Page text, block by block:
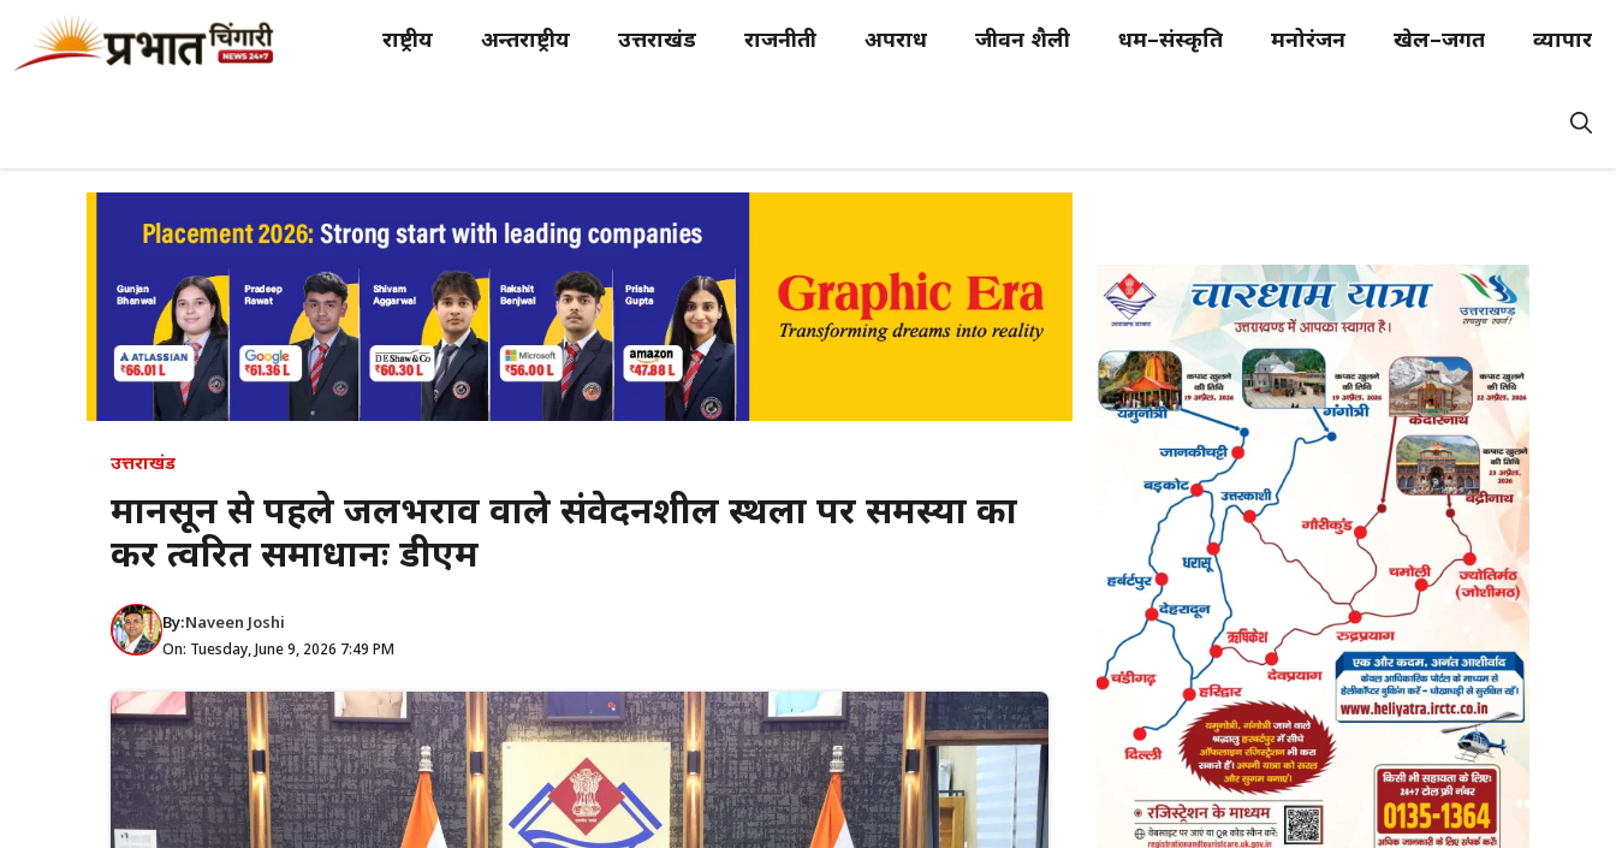
राष्ट्रीय अन्तर्राष्ट्रीय उत्तराखंड राजनीती अपराध जीवन शैली धर्म–संस्कृति मनोरंजन खेल–जगत व्यापार
उत्तराखंड
मानसून से पहले जलभराव वाले संवेदनशील स्थलों पर समस्या का
करें त्वरित समाधानः डीएम
By:Naveen Joshi
On: Tuesday, June 9, 2026 7:49 PM